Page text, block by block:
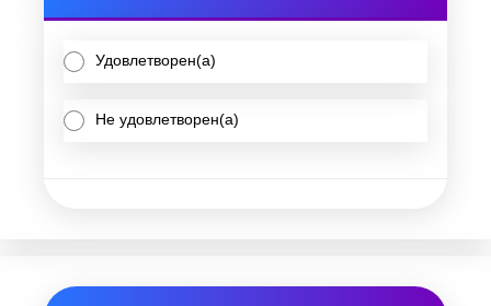
Удовлетворен(а)
Не удовлетворен(а)